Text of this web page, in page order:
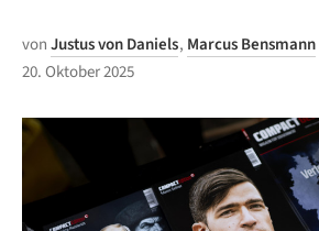
vonJustus von Daniels, Marcus Bensmann
20. Oktober 2025